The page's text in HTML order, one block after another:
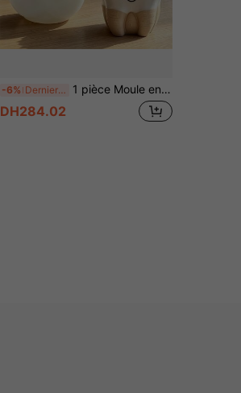
-6% Derniers 3 jours 1 pièce Moule en résine et silicone en forme de dent de dessin animé mignon avec visage souriant, moule de moulage fait main DIY pour pot de fleurs, porte-stylo, bougeoir, boîte de rangement pour clés, compatible avec la résine, le plâtre, l'argile, le ciment, le béton, moule de décoration d'ornement de plante verte de bureau, parfait pour la décoration de la maison, la Saint-Valentin, la Fête des Mères, la Fête des Pères, cadeau de Noël, moule fait main
DH284.02